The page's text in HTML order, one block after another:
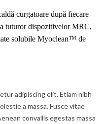
curgatoare după fiecare
tuturor dispozitivelor MRC,
solubile Myoclean™ de
adipiscing elit. Etiam nibh
a massa. Fusce vitae
convallis egestas massa